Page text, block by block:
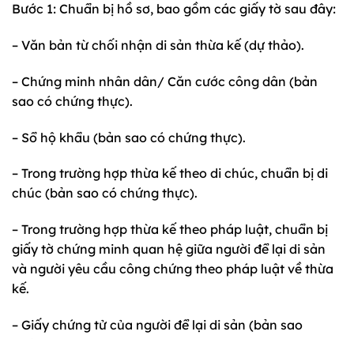
Bước 1: Chuẩn bị hồ sơ, bao gồm các giấy tờ sau đây:
– Văn bản từ chối nhận di sản thừa kế (dự thảo).
– Chứng minh nhân dân/ Căn cước công dân (bản
sao có chứng thực).
– Sổ hộ khẩu (bản sao có chứng thực).
– Trong trường hợp thừa kế theo di chúc, chuẩn bị di
chúc (bản sao có chứng thực).
– Trong trường hợp thừa kế theo pháp luật, chuẩn bị
giấy tờ chứng minh quan hệ giữa người để lại di sản
và người yêu cầu công chứng theo pháp luật về thừa
kế.
– Giấy chứng tử của người để lại di sản (bản sao